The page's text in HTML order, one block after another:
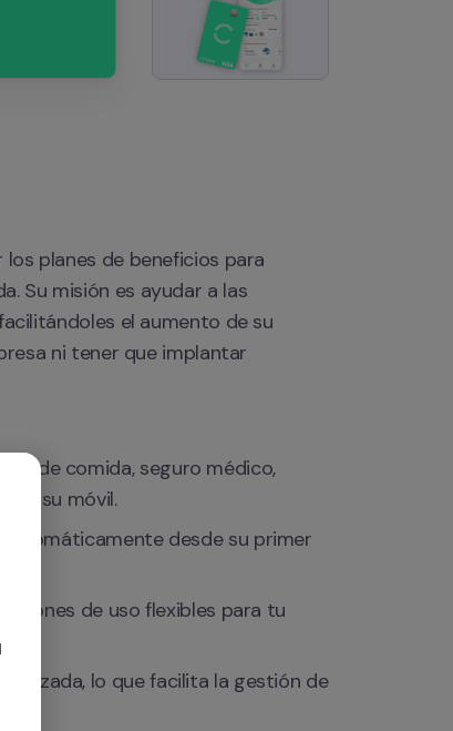
planes de beneficios para
Su misión es ayudar a las
el aumento de su
ni tener que implantar
de comida, seguro médico,
su móvil.
desde su primer
de uso flexibles para tu
lo que facilita la gestión de